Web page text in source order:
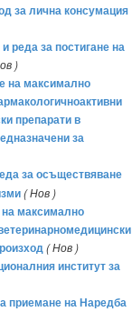
за лична консумация
реда за постигане на
)
на максимално
препарати в
за
за осъществяване
( Нов )
на максимално
( Нов )
институт за
приемане на Наредба